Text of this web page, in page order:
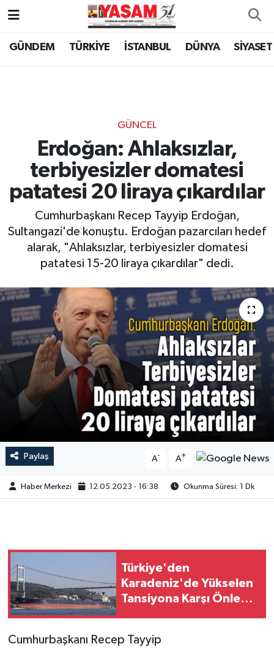
GÜNDEM TÜRKİYE İSTANBUL DÜNYA SİYASET
GÜNCEL
Erdoğan: Ahlaksızlar,
terbiyesizler domatesi
patatesi 20 liraya çıkardılar
Cumhurbaşkanı Recep Tayyip Erdoğan,
Sultangazi'de konuştu. Erdoğan pazarcıları hedef
alarak, "Ahlaksızlar, terbiyesizler domatesi
patatesi 15-20 liraya çıkardılar" dedi.
Paylaş A- A+
Haber Merkezi 12.05.2023 - 16:38 Okunma Süresi: 1 Dk
Türkiye'den
Karadeniz'de Yükselen
Tansiyona Karşı Önlem:
Kısıtlaması
Cumhurbaşkanı Recep Tayyip